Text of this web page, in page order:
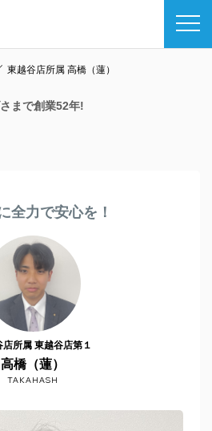
東越谷店所属 高橋（蓮）
まで創業52年!
全力で安心を！
店所属 東越谷店第１
高橋（蓮）
TAKAHASH